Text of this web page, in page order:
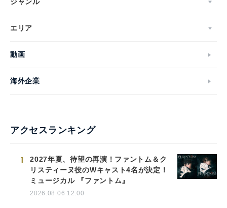
エリア
動画
海外企業
アクセスランキング
1
2027年夏、待望の再演！ファントム＆ク
リスティーヌ役のWキャスト4名が決定！
ミュージカル 『ファントム』
2026.08.06 12:00